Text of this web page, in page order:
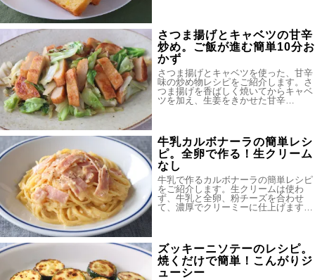
さつま揚げとキャベツの甘辛
炒め。ご飯が進む簡単10分お
かず
さつま揚げとキャベツを使った、甘辛
味の炒め物レシピをご紹介します。さ
つま揚げを香ばしく焼いてからキャベ
ツを加え、生姜をきかせた甘辛…
牛乳カルボナーラの簡単レシ
ピ。全卵で作る！生クリーム
なし
牛乳で作るカルボナーラの簡単レシピ
をご紹介します。生クリームは使わ
ず、牛乳と全卵、粉チーズを合わせ
て、濃厚でクリーミーに仕上げます…
ズッキーニソテーのレシピ。
焼くだけで簡単！こんがりジ
ューシー